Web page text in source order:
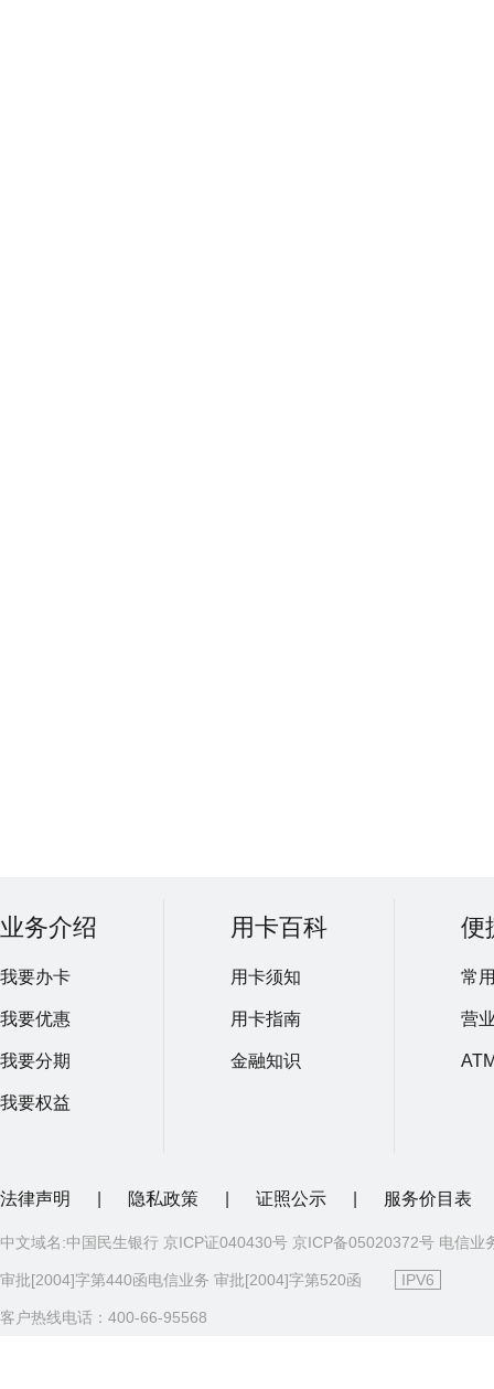
业务介绍
我要办卡
我要优惠
我要分期
我要权益
用卡百科
用卡须知
用卡指南
金融知识
便
常
营
法律声明 隐私政策 证照公示 服务价目表
中文域名:中国民生银行 京ICP证040430号 京ICP备05020372号 电信业
审批[2004]字第440函电信业务 审批[2004]字第520函 IPV6
客户热线电话：400-66-95568